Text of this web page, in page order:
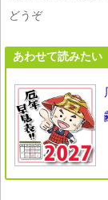
どうぞ
あわせて読みたい